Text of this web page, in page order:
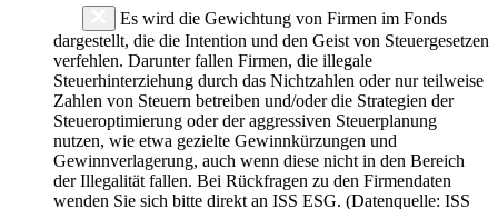
Es wird die Gewichtung von Firmen im Fonds
dargestellt, die die Intention und den Geist von Steuergesetzen
verfehlen. Darunter fallen Firmen, die illegale
Steuerhinterziehung durch das Nichtzahlen oder nur teilweise
Zahlen von Steuern betreiben und/oder die Strategien der
Steueroptimierung oder der aggressiven Steuerplanung
nutzen, wie etwa gezielte Gewinnkürzungen und
Gewinnverlagerung, auch wenn diese nicht in den Bereich
der Illegalität fallen. Bei Rückfragen zu den Firmendaten
wenden Sie sich bitte direkt an ISS ESG. (Datenquelle: ISS